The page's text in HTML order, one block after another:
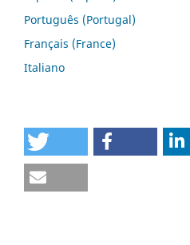
Português (Portugal)
Français (France)
Italiano